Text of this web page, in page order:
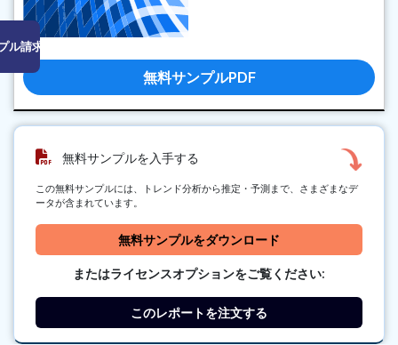
ル請求はこちら
無料サンプルPDF
無料サンプルを入手する
この無料サンプルには、トレンド分析から推定・予測まで、さまざまなデ
ータが含まれています。
無料サンプルをダウンロード
またはライセンスオプションをご覧ください:
このレポートを注文する